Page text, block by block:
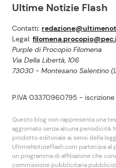
Ultime Notizie Flash
Contatti:
Legal:
Purple di Procopio Filomena
Via Della Libertà, 106
73030 - Montesano Salentino
P.IVA 03370960795 - iscrizione
Questo blog non rappresenta una
aggiornato senza alcuna periodicità.
prodotto editoriale ai sensi della
UltimeNotizieFlash.com partecipa al
un programma di affiliazione che
commissione pubblicitaria